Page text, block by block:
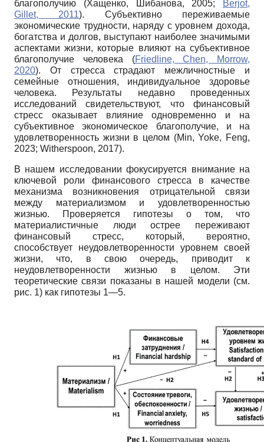
благополучию (Хащенко, Шибанова, 2005;
Berjot,
Gillet, 2011). Субъективно переживаемые
экономические трудности, наряду с уровнем дохода,
богатства и долгов, выступают наиболее значимыми
аспектами жизни, которые влияют на субъективное
благополучие человека (Friedline, Chen, Morrow,
2020). От стресса страдают межличностные и
семейные отношения, индивидуальное здоровье
человека. Результаты недавно проведенных
исследований свидетельствуют, что финансовый
стресс оказывает влияние одновременно и на
субъективное экономическое благополучие, и на
удовлетворенность жизни в целом (Min, Yoke, Feng,
2023; Witherspoon, 2017).
В нашем исследовании фокусируется внимание на
ключевой роли финансового стресса в качестве
механизма возникновения отрицательной связи
между материализмом и удовлетворенностью
жизнью. Проверяется гипотезы о том, что
материалистичные люди острее переживают
финансовый стресс, который, вероятно,
способствует неудовлетворенности уровнем своей
жизни, что, в свою очередь, приводит к
неудовлетворенности жизнью в целом. Эти
теоретические связи показаны в нашей модели (см.
рис. 1) как гипотезы 1—5.